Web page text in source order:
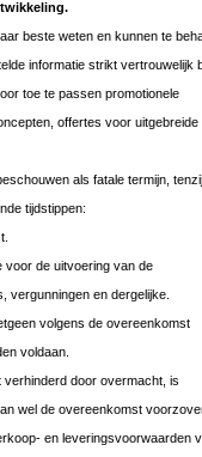
beste weten en kunnen te
informatie strikt
toe te passen promotionele
offertes voor
als fatale termijn,
tijdstippen:
voor de uitvoering van de
vergunningen en dergelijke.
volgens de overeenkomst
voldaan.
verhinderd door overmacht, is
wel de overeenkomst
en